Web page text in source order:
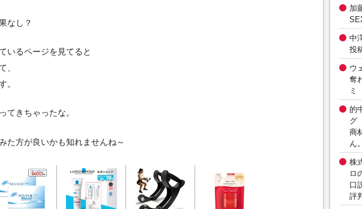
なし？
いるページを見てると
、
。
てきちゃったな。
た方が良いかも知れませんね～
加
中
投
ウ
奪
ミ
的
グ
商
ん
株
ロ
口
評